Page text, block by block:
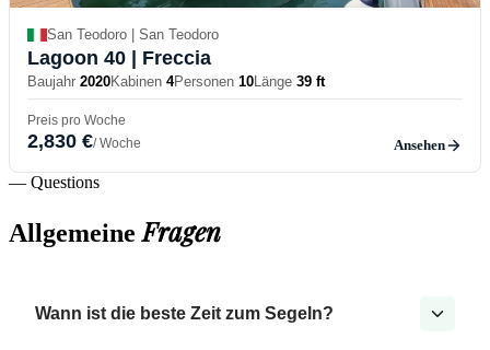
San Teodoro | San Teodoro
Lagoon 40 | Freccia
Baujahr 2020Kabinen 4Personen 10Länge 39 ft
Preis pro Woche
2,830 €/ Woche Ansehen
— Questions
AllgemeineFragen
Wann ist die beste Zeit zum Segeln?